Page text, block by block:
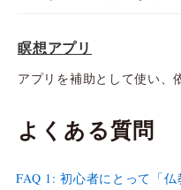
瞑想アプリ
アプリを補助として使い、
よくある質問
FAQ 1: 初心者にとって「